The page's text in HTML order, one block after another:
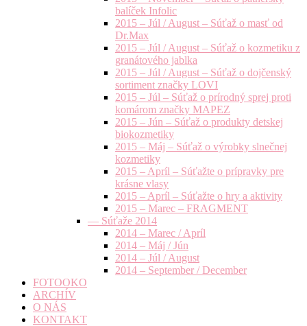
balíček Infolic
2015 – Júl / August – Súťaž o masť od
Dr.Max
2015 – Júl / August – Súťaž o kozmetiku z
granátového jablka
2015 – Júl / August – Súťaž o dojčenský
sortiment značky LOVI
2015 – Júl – Súťaž o prírodný sprej proti
komárom značky MAPEZ
2015 – Jún – Súťaž o produkty detskej
biokozmetiky
2015 – Máj – Súťaž o výrobky slnečnej
kozmetiky
2015 – Apríl – Súťažte o prípravky pre
krásne vlasy
2015 – Apríl – Súťažte o hry a aktivity
2015 – Marec – FRAGMENT
— Súťaže 2014
2014 – Marec / Apríl
2014 – Máj / Jún
2014 – Júl / August
2014 – September / December
FOTOOKO
ARCHÍV
O NÁS
KONTAKT